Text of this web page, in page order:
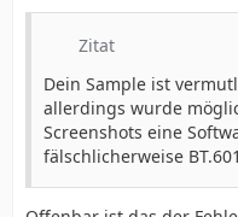
Zitat
Dein Sample ist
allerdings wurde
Screenshots eine
fälschlicherweise